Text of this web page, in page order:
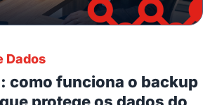
Dados
como funciona o backup
protege os dados do